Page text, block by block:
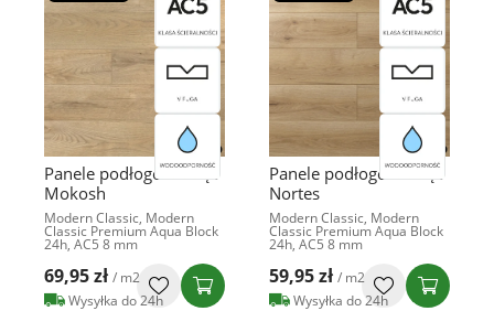
Panele podłogowe Dąb
Mokosh
Modern Classic, Modern
Classic Premium Aqua Block
24h, AC5 8 mm
69,95 zł / m2
Wysyłka do 24h
Panele podłogowe Dąb
Nortes
Modern Classic, Modern
Classic Premium Aqua Block
24h, AC5 8 mm
59,95 zł / m2
Wysyłka do 24h